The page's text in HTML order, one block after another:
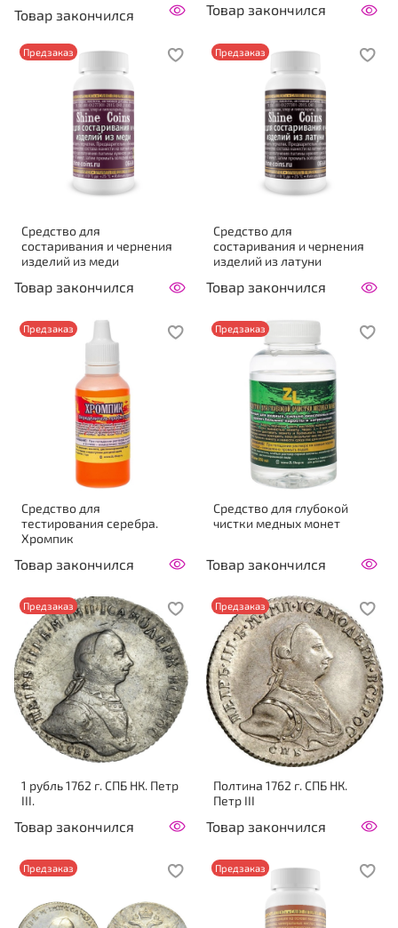
Товар закончился Товар закончился
Предзаказ
Cредство для
состаривания и чернения
изделий из меди
Товар закончился
Предзаказ
Cредство для
состаривания и чернения
изделий из латуни
Товар закончился
Предзаказ
Средство для
тестирования серебра.
Хромпик
Товар закончился
Предзаказ
Средство для глубокой
чистки медных монет
Товар закончился
Предзаказ
1 рубль 1762 г. СПБ НК. Петр
III.
Товар закончился
Предзаказ
Полтина 1762 г. СПБ НК.
Петр III
Товар закончился
Предзаказ Предзаказ